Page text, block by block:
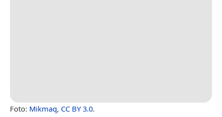
Foto: Mikmaq, CC BY 3.0.